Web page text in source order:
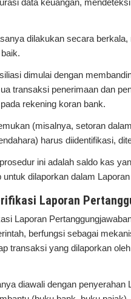
data keuangan,
dilakukan secara
dimulai dengan
transaksi penerimaan dan
rekening koran bank.
(misalnya, setoran
harus diidentifikasi,
ini adalah saldo kas
untuk dilaporkan dalam
Laporan
Laporan
berfungsi sebagai
transaksi yang dilaporkan
diawali dengan